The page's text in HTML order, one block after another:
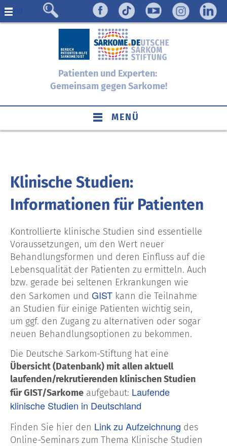
Menü
Patienten und Experten:
Gemeinsam gegen Sarkome!
MENÜ
Klinische Studien:
Informationen für Patienten
Kontrollierte klinische Studien sind essentielle
Voraussetzungen, um den Wert neuer
Behandlungsformen und deren Einfluss auf die
Lebensqualität der Patienten zu ermitteln. Auch
bzw. gerade bei seltenen Erkrankungen wie
den Sarkomen und GIST kann die Teilnahme
an Studien für einige Patienten wichtig sein,
um ggf. den Zugang zu alternativen oder sogar
neuen Behandlungsoptionen zu bekommen.
Die Deutsche Sarkom-Stiftung hat eine
Übersicht (Datenbank) mit allen aktuell
laufenden/rekrutierenden klinischen Studien
für GIST/Sarkome aufgebaut: Laufende
klinische Studien in Deutschland
Finden Sie hier den Link zu Aufzeichnung des
Online-Seminars zum Thema Klinische Studien